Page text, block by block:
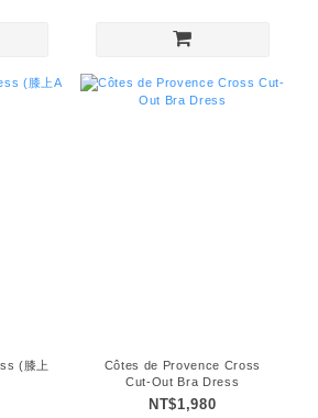
(膝上
Côtes de Provence Cross
Cut-Out Bra Dress
NT$1,980